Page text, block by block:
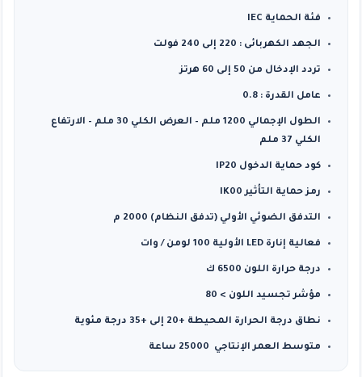
فئة الحماية IEC
الجهد الكهربائى : 220 إلى 240 فولت
تردد الإدخال من 50 إلى 60 هرتز
عامل القدرة : 0.8
الطول الإجمالي 1200 ملم – العرض الكلي 30 ملم – الارتفاع
الكلي 37 ملم
كود حماية الدخول IP20
رمز حماية التأثير IK00
التدفق الضوئي الأولي (تدفق النظام) 2000 م
فعالية إنارة LED الأولية 100 لومن / وات
درجة حرارة اللون 6500 ك
مؤشر تجسيد اللون > 80
نطاق درجة الحرارة المحيطة +20 إلى +35 درجة مئوية
متوسط ​​العمر الإنتاجي 25000 ساعة